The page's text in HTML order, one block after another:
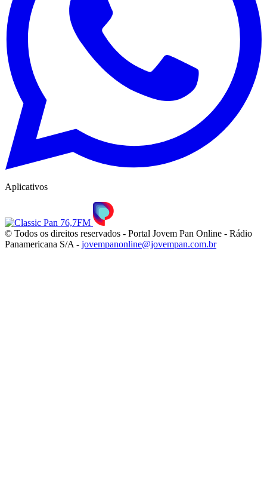
Aplicativos
© Todos os direitos reservados - Portal Jovem Pan Online - Rádio
Panamericana S/A - jovempanonline@jovempan.com.br